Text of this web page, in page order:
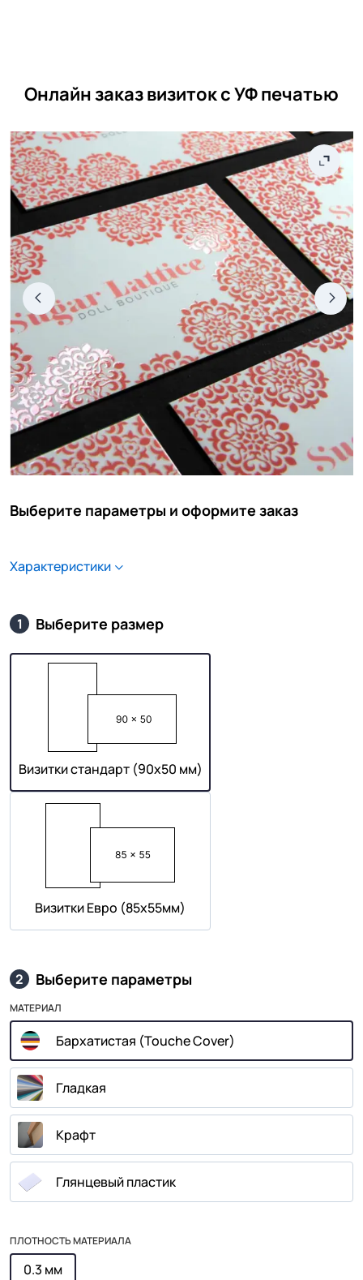
Онлайн заказ визиток с УФ печатью
Выберите параметры и оформите заказ
Характеристики
1 Выберите размер
Визитки стандарт (90х50 мм)
Визитки Евро (85х55мм)
2 Выберите параметры
МАТЕРИАЛ
Бархатистая (Touche Cover)
Гладкая
Крафт
Глянцевый пластик
ПЛОТНОСТЬ МАТЕРИАЛА
0.3 мм